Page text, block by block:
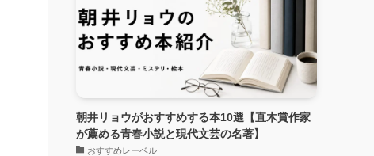
朝井リョウがおすすめする本10選【直木賞作家
が薦める青春小説と現代文芸の名著】
おすすめレーベル